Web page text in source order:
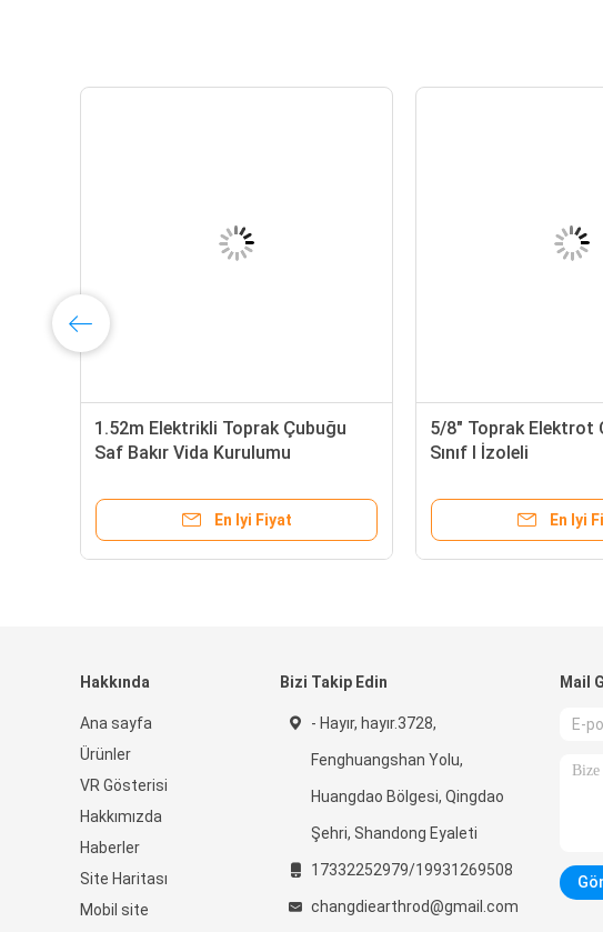
1.52m Elektrikli Toprak Çubuğu
Saf Bakır Vida Kurulumu
En Iyi Fiyat
5/8" Toprak Elektrot
Sınıf I İzoleli
En Iyi
Hakkında
Ana sayfa
Ürünler
VR Gösterisi
Hakkımızda
Haberler
Site Haritası
Mobil site
Bizi Takip Edin
- Hayır, hayır.3728,
Fenghuangshan Yolu,
Huangdao Bölgesi, Qingdao
Şehri, Shandong Eyaleti
17332252979/19931269508
changdiearthrod@gmail.com
Mail